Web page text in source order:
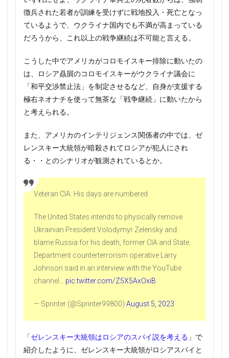
徴兵された若者が訓練を受けずに戦地投入・死亡となっ
ているようで、ウクライナ国内でも不満が高まっている
だろうから、これ以上の戦争継続は不可能と言える。
こうした中でアメリカがコロモイスキー排除に動いたの
は、ロシア贔屓のコロモイスキーがウクライナ議会に
「和平交渉禁止法」を制定させるなど、自身が支援する
極右ネオナチを使って無茶な「戦争継続」に動いたから
と考えられる。
また、アメリカのインテリジェンス関係者の中では、ゼ
レンスキー大統領が暗殺されてロシアが犯人にされ
る・・とのシナリオが観測されているとか。
Veteran CIA: His days are numbered
The United States intends to physically remove
Ukrainian President Volodymyr Zelensky and
blame Russia for his death, former CIA and State
Department counterterrorism operative Larry
Johnson said in an interview with the YouTube
channel… pic.twitter.com/Z5X5AxOxiB
— Sprinter (@Sprinter99800) August 5, 2023
「ゼレンスキー大統領はロシアのスパイ説を考える 」で
紹介したように、ゼレンスキー大統領がロシアスパイと